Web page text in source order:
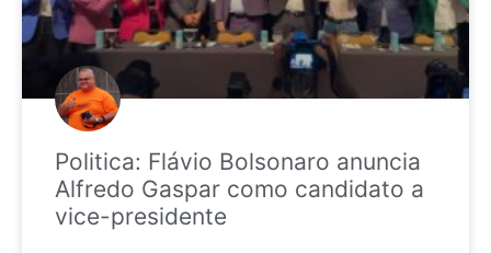
Politica: Flávio Bolsonaro anuncia
Alfredo Gaspar como candidato a
vice-presidente